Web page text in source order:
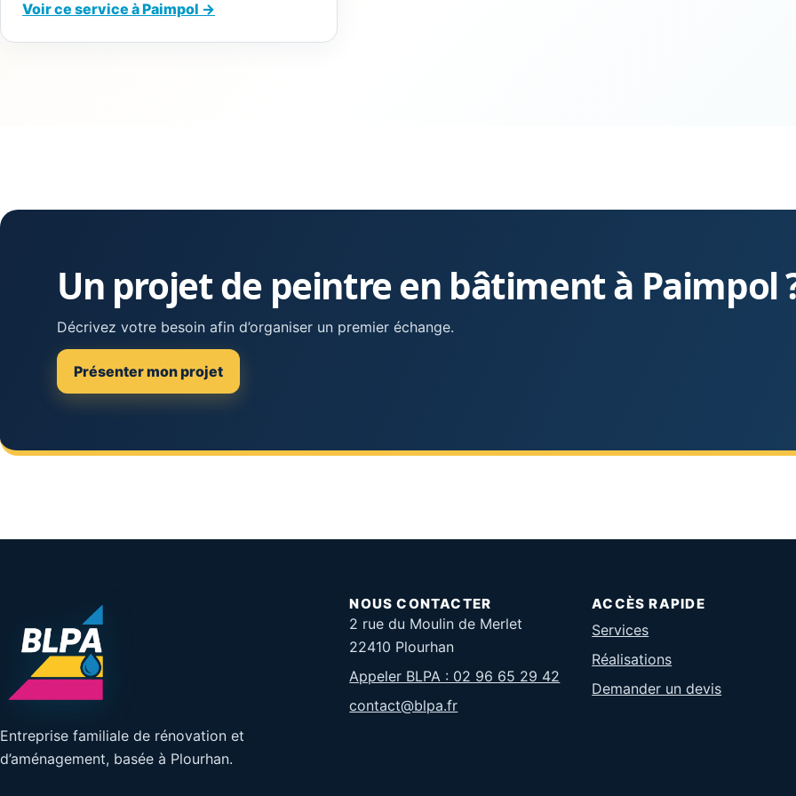
Voir ce service à Paimpol →
Un projet de peintre en bâtiment à Paimpol
Décrivez votre besoin afin d’organiser un premier échange.
Présenter mon projet
Entreprise familiale de rénovation et
d’aménagement, basée à Plourhan.
NOUS CONTACTER
2 rue du Moulin de Merlet
22410 Plourhan
Appeler BLPA : 02 96 65 29 42
contact@blpa.fr
ACCÈS RAPIDE
Services
Réalisations
Demander un devis